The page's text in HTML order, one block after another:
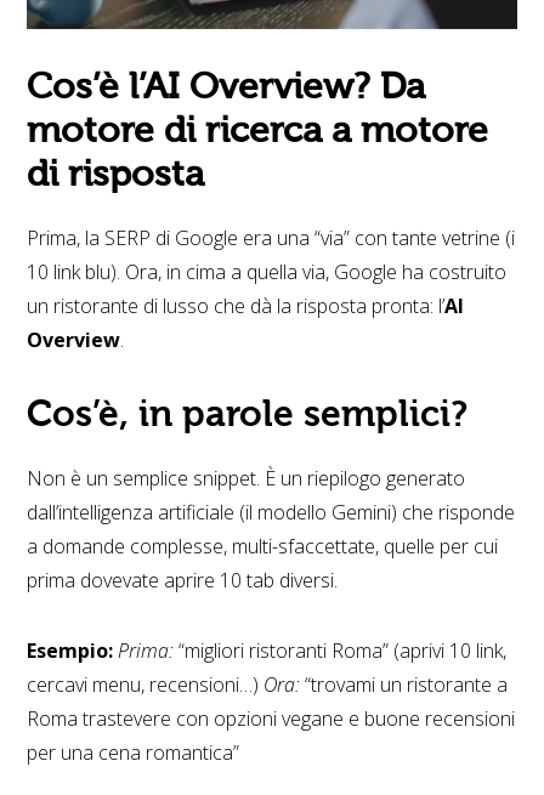
Cos’è l’AI Overview? Da
motore di ricerca a motore
di risposta
Prima, la SERP di Google era una “via” con tante vetrine (i
10 link blu). Ora, in cima a quella via, Google ha costruito
un ristorante di lusso che dà la risposta pronta: l’AI
Overview.
Cos’è, in parole semplici?
Non è un semplice snippet. È un riepilogo generato
dall’intelligenza artificiale (il modello Gemini) che risponde
a domande complesse, multi-sfaccettate, quelle per cui
prima dovevate aprire 10 tab diversi.
Esempio:Prima:“migliori ristoranti Roma” (aprivi 10 link,
cercavi menu, recensioni…) Ora:“trovami un ristorante a
Roma trastevere con opzioni vegane e buone recensioni
per una cena romantica”